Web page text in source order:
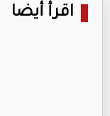
اقرأ أيضا